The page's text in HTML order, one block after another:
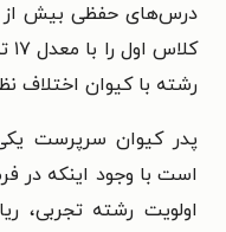
درس‌های حفظی بیش
رشته با کیوان اختلاف
پدر کیوان سرپرست
است با وجود اینکه در
اولویت رشته تجربی،